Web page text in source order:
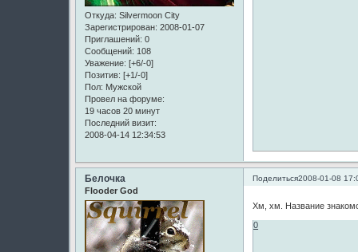
Откуда: Silvermoon City
Зарегистрирован: 2008-01-07
Приглашений: 0
Сообщений: 108
Уважение: [+6/-0]
Позитив: [+1/-0]
Пол: Мужской
Провел на форуме:
19 часов 20 минут
Последний визит:
2008-04-14 12:34:53
Поделиться2008-01-08
Белочка
Flooder God
Хм, хм. Название
0